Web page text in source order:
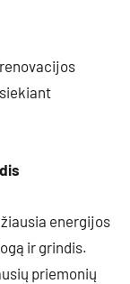
energijos
ir grindis.
priemonių